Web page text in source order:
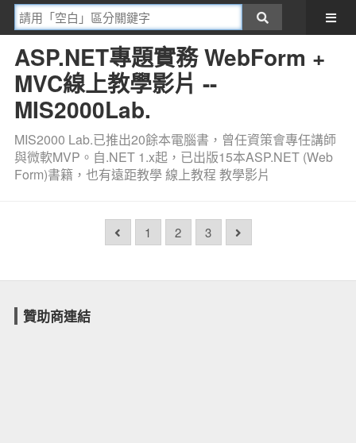
ASP.NET專題實務 WebForm +
MVC線上教學影片 --
MIS2000Lab.
MIS2000 Lab.已推出20餘本電腦書，曾任資策會專任講師
與微軟MVP。自.NET 1.x起，已出版15本ASP.NET (Web
Form)書籍，也有遠距教學 線上教程 教學影片
1 2 3
贊助商連結